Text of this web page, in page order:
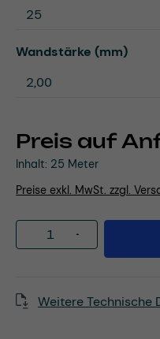
Preis auf
Inhalt: 25 Meter
Preise exkl. MwSt. zzgl.
Wandstärke (mm)
Produkt Anzahl:
Weitere Technische